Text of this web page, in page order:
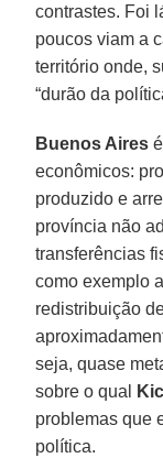
contrastes. Foi
poucos viam a
território onde,
“durão da
Buenos Aires
econômicos:
produzido e
província não
transferências
como exemplo
redistribuição
seja, quase
sobre o qual
problemas que
política.